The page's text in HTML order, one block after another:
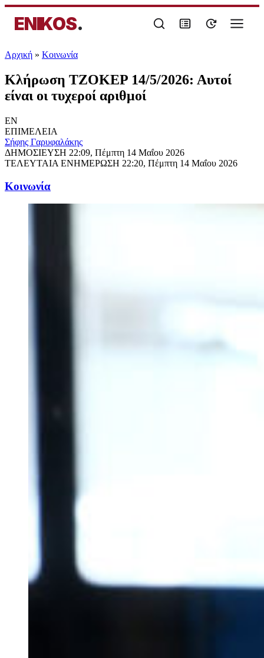
ENIKOS.
Αρχική » Κοινωνία
Κλήρωση ΤΖΟΚΕΡ 14/5/2026: Αυτοί
είναι οι τυχεροί αριθμοί
EN
ΕΠΙΜΕΛΕΙΑ
Σήφης Γαρυφαλάκης
ΔΗΜΟΣΙΕΥΣΗ 22:09, Πέμπτη 14 Μαΐου 2026
ΤΕΛΕΥΤΑΙΑ ΕΝΗΜΕΡΩΣΗ 22:20, Πέμπτη 14 Μαΐου 2026
Κοινωνία